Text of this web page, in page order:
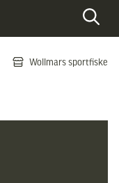
Wollmars sportfiske